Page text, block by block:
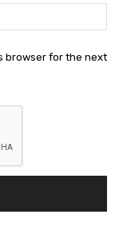
browser for the next